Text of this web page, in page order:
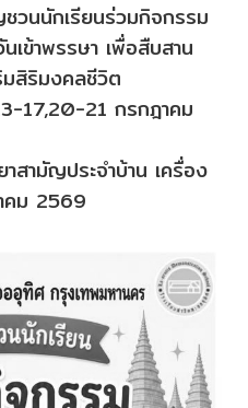
วนนักเรียนร่วมกิจกรรม
เข้าพรรษา เพื่อสืบสาน
มสิริมงคลชีวิต
17,20-21 กรกฎาคม
สามัญประจำบ้าน เครื่อง
คม 2569